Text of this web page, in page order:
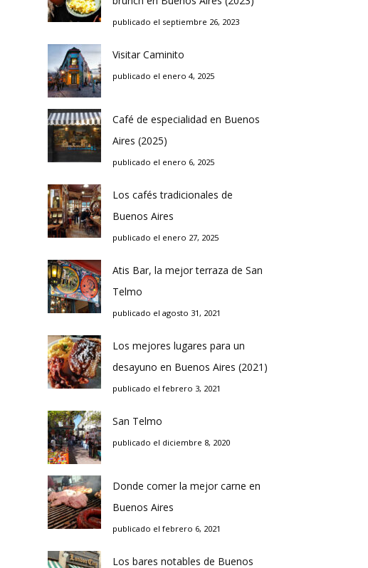
publicado el septiembre 26, 2023
Visitar Caminito
publicado el enero 4, 2025
Café de especialidad en Buenos
Aires (2025)
publicado el enero 6, 2025
Los cafés tradicionales de
Buenos Aires
publicado el enero 27, 2025
Atis Bar, la mejor terraza de San
Telmo
publicado el agosto 31, 2021
Los mejores lugares para un
desayuno en Buenos Aires (2021)
publicado el febrero 3, 2021
San Telmo
publicado el diciembre 8, 2020
Donde comer la mejor carne en
Buenos Aires
publicado el febrero 6, 2021
Los bares notables de Buenos